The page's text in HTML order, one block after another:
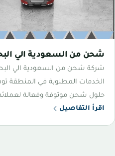
شحن من السعودية الي
شركة شحن من السعودية الي
الخدمات المطلوبة في المنطقة
حلول شحن موثوقة وفعالة
اقرأ التفاصيل